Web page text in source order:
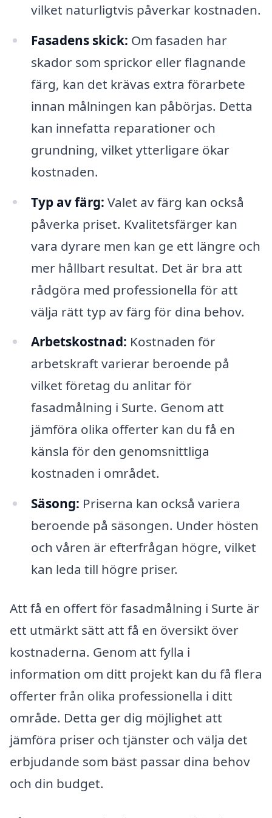
vilket naturligtvis påverkar kostnaden.
Fasadens skick: Om fasaden har
skador som sprickor eller flagnande
färg, kan det krävas extra förarbete
innan målningen kan påbörjas. Detta
kan innefatta reparationer och
grundning, vilket ytterligare ökar
kostnaden.
Typ av färg: Valet av färg kan också
påverka priset. Kvalitetsfärger kan
vara dyrare men kan ge ett längre och
mer hållbart resultat. Det är bra att
rådgöra med professionella för att
välja rätt typ av färg för dina behov.
Arbetskostnad: Kostnaden för
arbetskraft varierar beroende på
vilket företag du anlitar för
fasadmålning i Surte. Genom att
jämföra olika offerter kan du få en
känsla för den genomsnittliga
kostnaden i området.
Säsong: Priserna kan också variera
beroende på säsongen. Under hösten
och våren är efterfrågan högre, vilket
kan leda till högre priser.
Att få en offert för fasadmålning i Surte är
ett utmärkt sätt att få en översikt över
kostnaderna. Genom att fylla i
information om ditt projekt kan du få flera
offerter från olika professionella i ditt
område. Detta ger dig möjlighet att
jämföra priser och tjänster och välja det
erbjudande som bäst passar dina behov
och din budget.